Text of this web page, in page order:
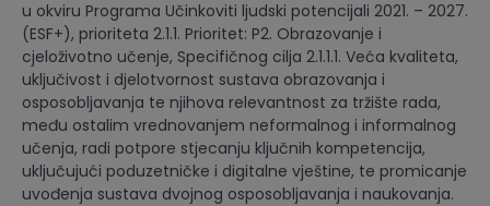
u okviru Programa Učinkoviti ljudski potencijali 2021. – 2027.
(ESF+), prioriteta 2.1.1. Prioritet: P2. Obrazovanje i
cjeloživotno učenje, Specifičnog cilja 2.1.1.1. Veća kvaliteta,
uključivost i djelotvornost sustava obrazovanja i
osposobljavanja te njihova relevantnost za tržište rada,
među ostalim vrednovanjem neformalnog i informalnog
učenja, radi potpore stjecanju ključnih kompetencija,
uključujući poduzetničke i digitalne vještine, te promicanje
uvođenja sustava dvojnog osposobljavanja i naukovanja.